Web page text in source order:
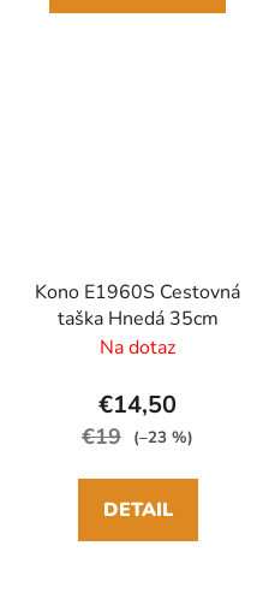
Kono E1960S Cestovná
taška Hnedá 35cm
Na dotaz
€14,50
€19 (–23 %)
DETAIL